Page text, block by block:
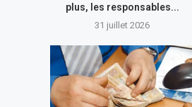
plus, les responsables...
31 juillet 2026